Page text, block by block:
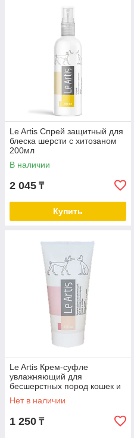
Le Artis Спрей защитный для
блеска шерсти с хитозаном
200мл
В наличии
2 045 ₸
Купить
Le Artis Крем-суфле
увлажняющий для
бесшерстных пород кошек и
собак 150 мл
Нет в наличии
1 250 ₸